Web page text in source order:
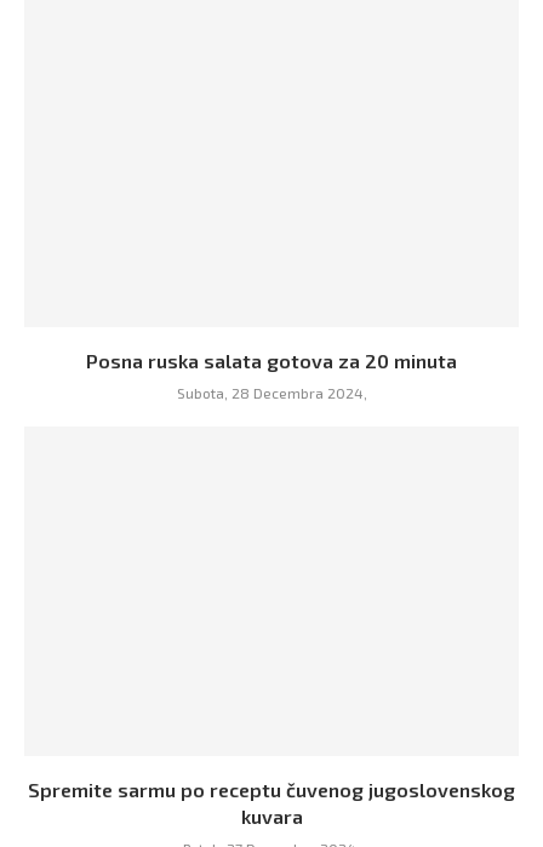
Posna ruska salata gotova za 20 minuta
Subota, 28 Decembra 2024,
Spremite sarmu po receptu čuvenog jugoslovenskog
kuvara